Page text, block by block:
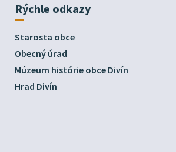
Rýchle odkazy
Starosta obce
Obecný úrad
Múzeum histórie obce Divín
Hrad Divín